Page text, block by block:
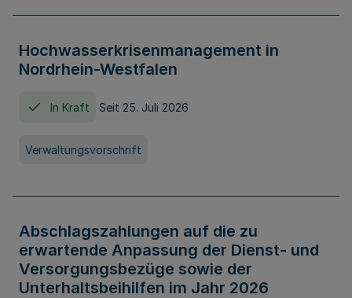
Hochwasserkrisenmanagement in
Nordrhein-Westfalen
In Kraft Seit 25. Juli 2026
Verwaltungsvorschrift
Abschlagszahlungen auf die zu
erwartende Anpassung der Dienst- und
Versorgungsbezüge sowie der
Unterhaltsbeihilfen im Jahr 2026